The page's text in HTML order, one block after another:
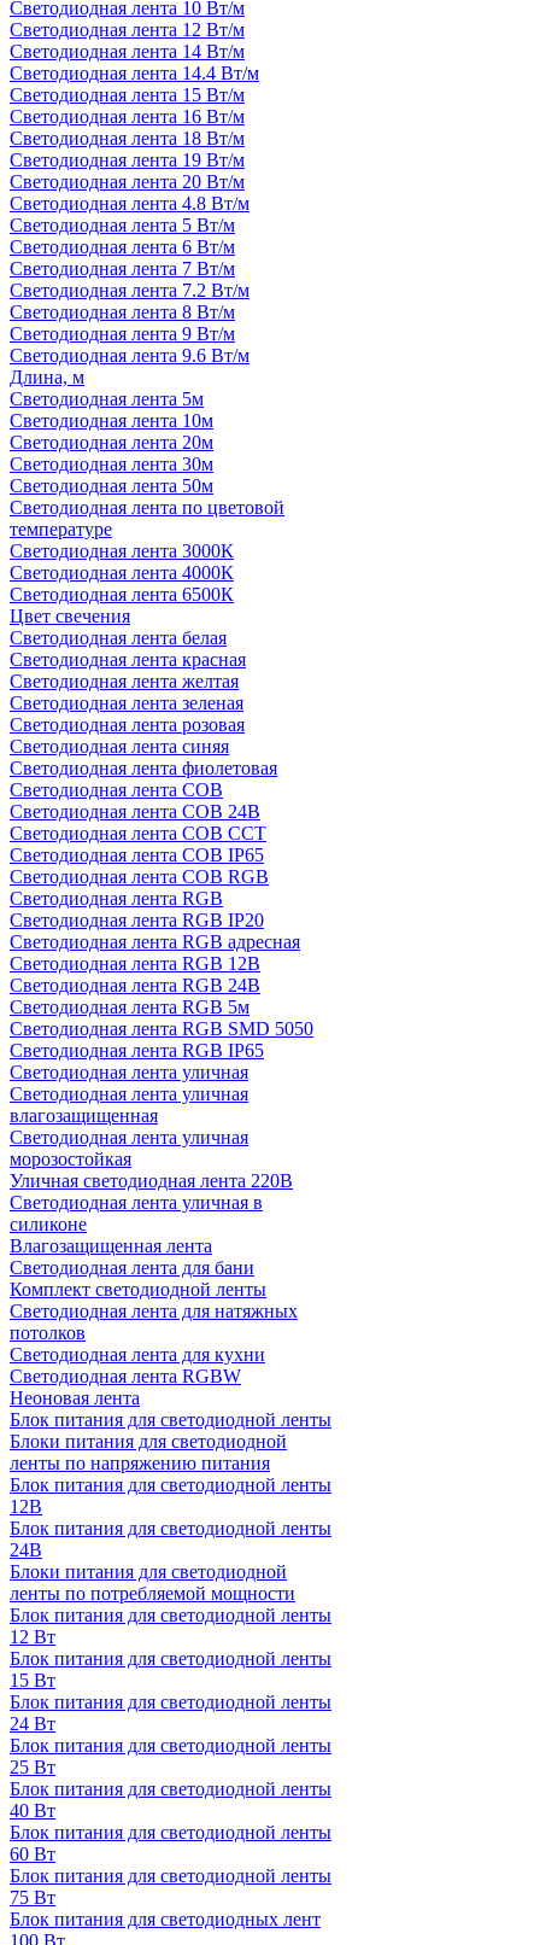
Светодиодная лента 10 Вт/м
Светодиодная лента 12 Вт/м
Светодиодная лента 14 Вт/м
Светодиодная лента 14.4 Вт/м
Светодиодная лента 15 Вт/м
Светодиодная лента 16 Вт/м
Светодиодная лента 18 Вт/м
Светодиодная лента 19 Вт/м
Светодиодная лента 20 Вт/м
Светодиодная лента 4.8 Вт/м
Светодиодная лента 5 Вт/м
Светодиодная лента 6 Вт/м
Светодиодная лента 7 Вт/м
Светодиодная лента 7.2 Вт/м
Светодиодная лента 8 Вт/м
Светодиодная лента 9 Вт/м
Светодиодная лента 9.6 Вт/м
Длина, м
Светодиодная лента 5м
Светодиодная лента 10м
Светодиодная лента 20м
Светодиодная лента 30м
Светодиодная лента 50м
Светодиодная лента по цветовой
температуре
Светодиодная лента 3000К
Светодиодная лента 4000К
Светодиодная лента 6500К
Цвет свечения
Светодиодная лента белая
Светодиодная лента красная
Светодиодная лента желтая
Светодиодная лента зеленая
Светодиодная лента розовая
Светодиодная лента синяя
Светодиодная лента фиолетовая
Светодиодная лента COB
Светодиодная лента COB 24В
Светодиодная лента COB CCT
Светодиодная лента COB IP65
Светодиодная лента COB RGB
Светодиодная лента RGB
Светодиодная лента RGB IP20
Светодиодная лента RGB адресная
Светодиодная лента RGB 12В
Светодиодная лента RGB 24В
Светодиодная лента RGB 5м
Светодиодная лента RGB SMD 5050
Светодиодная лента RGB IP65
Светодиодная лента уличная
Светодиодная лента уличная
влагозащищенная
Светодиодная лента уличная
морозостойкая
Уличная светодиодная лента 220В
Светодиодная лента уличная в
силиконе
Влагозащищенная лента
Светодиодная лента для бани
Комплект светодиодной ленты
Светодиодная лента для натяжных
потолков
Светодиодная лента для кухни
Светодиодная лента RGBW
Неоновая лента
Блок питания для светодиодной ленты
Блоки питания для светодиодной
ленты по напряжению питания
Блок питания для светодиодной ленты
12В
Блок питания для светодиодной ленты
24В
Блоки питания для светодиодной
ленты по потребляемой мощности
Блок питания для светодиодной ленты
12 Вт
Блок питания для светодиодной ленты
15 Вт
Блок питания для светодиодной ленты
24 Вт
Блок питания для светодиодной ленты
25 Вт
Блок питания для светодиодной ленты
40 Вт
Блок питания для светодиодной ленты
60 Вт
Блок питания для светодиодной ленты
75 Вт
Блок питания для светодиодных лент
100 Вт